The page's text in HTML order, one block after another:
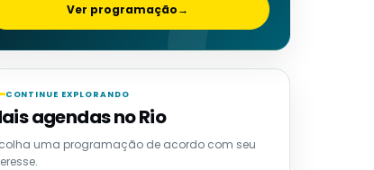
Ver programação→
CONTINUE EXPLORANDO
agendas no Rio
uma programação de acordo com seu